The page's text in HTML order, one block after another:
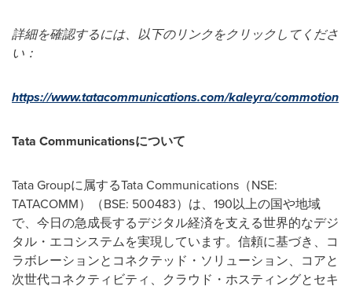
詳細を確認するには、以下のリンクをクリックしてくださ
い：
https://www.tatacommunications.com/kaleyra/commotion
Tata Communicationsについて
Tata Groupに属するTata Communications（NSE:
TATACOMM）（BSE: 500483）は、190以上の国や地域
で、今日の急成長するデジタル経済を支える世界的なデジ
タル・エコシステムを実現しています。信頼に基づき、コ
ラボレーションとコネクテッド・ソリューション、コアと
次世代コネクティビティ、クラウド・ホスティングとセキ